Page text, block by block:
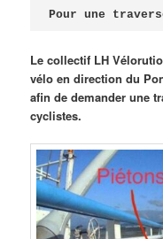
Pour une
Le collectif LH
vélo en direction du
afin de demander une
cyclistes.